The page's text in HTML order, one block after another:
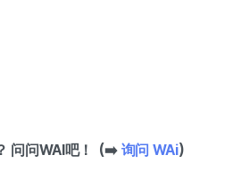
问问WAI吧！ (➡️ 询问 WAi)